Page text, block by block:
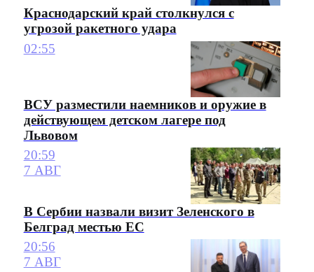
Краснодарский край столкнулся с
угрозой ракетного удара
02:55
ВСУ разместили наемников и оружие в
действующем детском лагере под
Львовом
20:59
7 АВГ
В Сербии назвали визит Зеленского в
Белград местью ЕС
20:56
7 АВГ